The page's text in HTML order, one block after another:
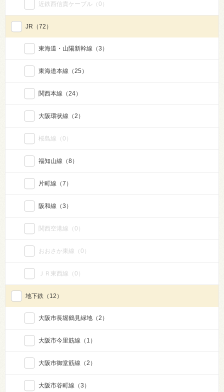
近鉄西信貴ケーブル （0）
JR （72）
東海道・山陽新幹線 （3）
東海道本線 （25）
関西本線 （24）
大阪環状線 （2）
桜島線 （0）
福知山線 （8）
片町線 （7）
阪和線 （3）
関西空港線 （0）
おおさか東線 （0）
ＪＲ東西線 （0）
地下鉄 （12）
大阪市長堀鶴見緑地 （2）
大阪市今里筋線 （1）
大阪市御堂筋線 （2）
大阪市谷町線 （3）